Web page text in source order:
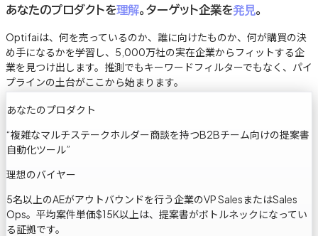
あなたのプロダクトを理解。ターゲット企業を発見。
Optifaiは、何を売っているのか、誰に向けたものか、何が購買の決
め手になるかを学習し、5,000万社の実在企業からフィットする企
業を見つけ出します。推測でもキーワードフィルターでもなく、パイ
プラインの土台がここから始まります。
あなたのプロダクト
“複雑なマルチステークホルダー商談を持つB2Bチーム向けの提案書
自動化ツール”
理想のバイヤー
5名以上のAEがアウトバウンドを行う企業のVP SalesまたはSales
Ops。平均案件単価$15K以上は、提案書がボトルネックになってい
る証拠です。